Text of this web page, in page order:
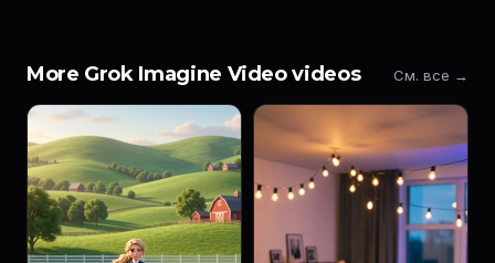
More Grok Imagine Video videos См. все →